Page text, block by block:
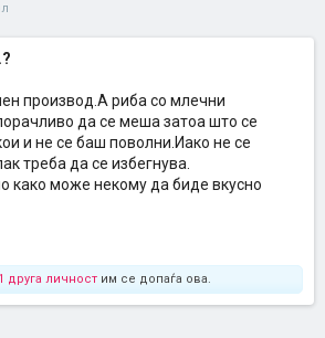
производ.А риба со млечни
да се меша затоа што се
и не се баш поволни.Иако не се
треба да се избегнува.
како може некому да биде вкусно
1 друга личност им се допаѓа ова.